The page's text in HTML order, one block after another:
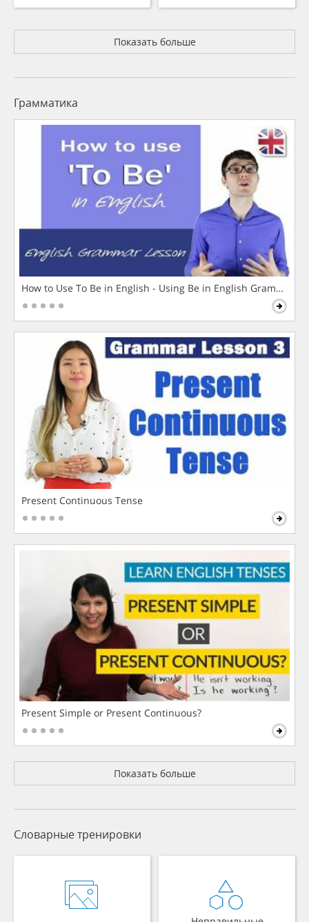
Показать больше
Грамматика
How to Use To Be in English - Using Be in English Grammar
Present Continuous Tense
Present Simple or Present Continuous?
Показать больше
Словарные тренировки